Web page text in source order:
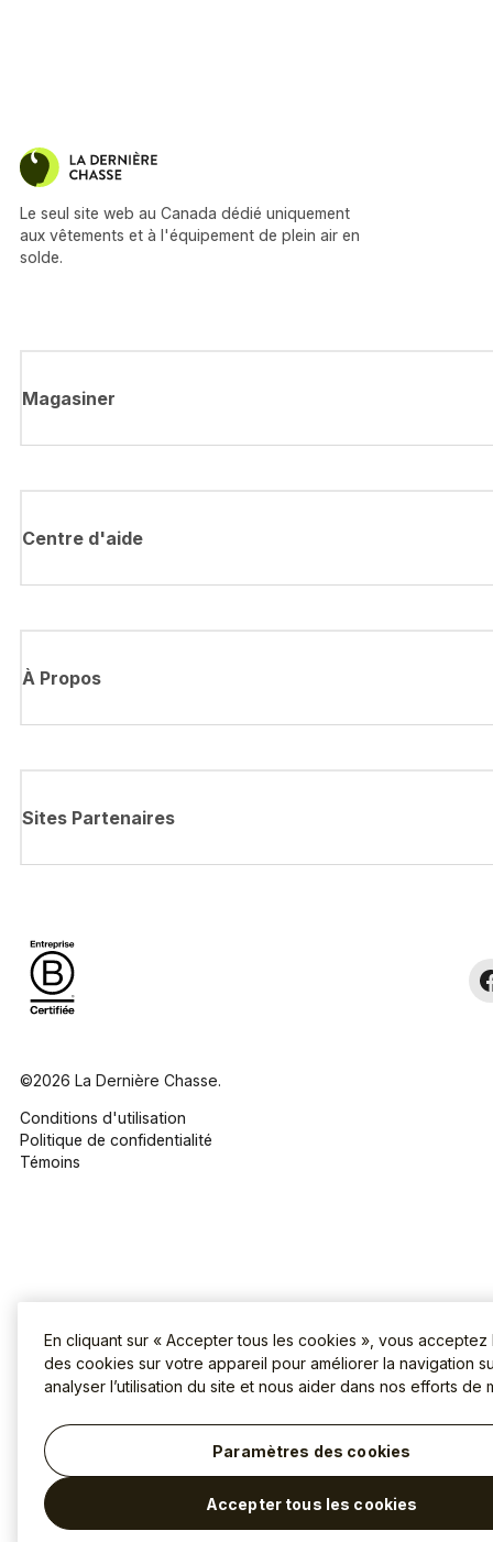
Le seul site web au Canada dédié uniquement
aux vêtements et à l'équipement de plein air en
solde.
Magasiner
Centre d'aide
À Propos
Sites Partenaires
©2026 La Dernière Chasse.
Conditions d'utilisation
Politique de confidentialité
Témoins
En cliquant sur « Accepter tous les cookies », vous
des cookies sur votre appareil pour améliorer la navigation
analyser l’utilisation du site et nous aider dans nos efforts de
Paramètres des cookies
Accepter tous les cookies